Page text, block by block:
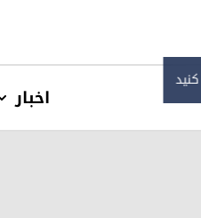
اخبار